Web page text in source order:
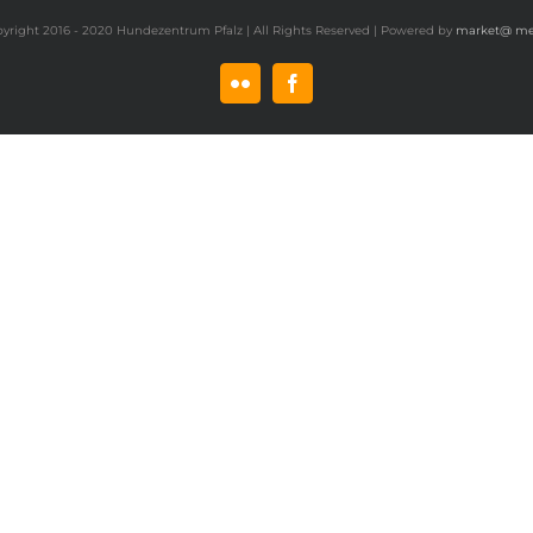
2016 - 2020 Hundezentrum Pfalz | All Rights Reserved | Powered by market@
Flickr Facebook